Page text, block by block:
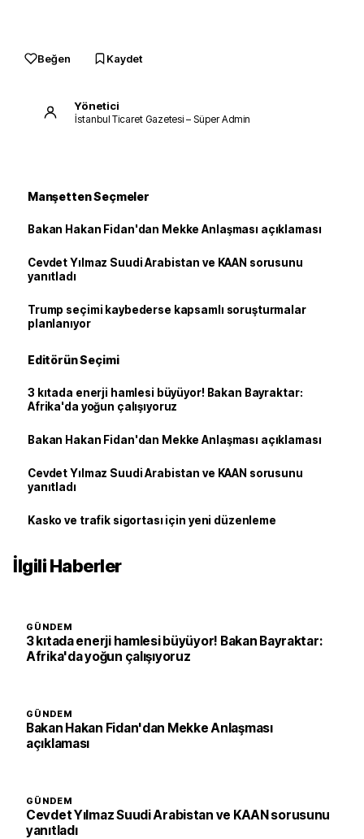
Beğen Kaydet
Yönetici
İstanbul Ticaret Gazetesi – Süper Admin
Manşetten Seçmeler
Bakan Hakan Fidan'dan Mekke Anlaşması açıklaması
Cevdet Yılmaz Suudi Arabistan ve KAAN sorusunu
yanıtladı
Trump seçimi kaybederse kapsamlı soruşturmalar
planlanıyor
Editörün Seçimi
3 kıtada enerji hamlesi büyüyor! Bakan Bayraktar:
Afrika'da yoğun çalışıyoruz
Bakan Hakan Fidan'dan Mekke Anlaşması açıklaması
Cevdet Yılmaz Suudi Arabistan ve KAAN sorusunu
yanıtladı
Kasko ve trafik sigortası için yeni düzenleme
İlgili Haberler
GÜNDEM
3 kıtada enerji hamlesi büyüyor! Bakan Bayraktar:
Afrika'da yoğun çalışıyoruz
GÜNDEM
Bakan Hakan Fidan'dan Mekke Anlaşması
açıklaması
GÜNDEM
Cevdet Yılmaz Suudi Arabistan ve KAAN sorusunu
yanıtladı